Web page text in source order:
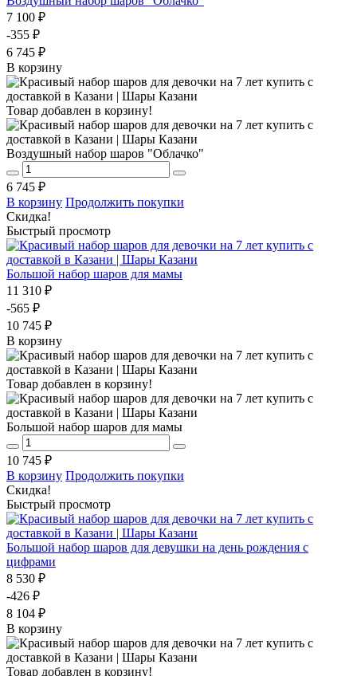
7 100 ₽
-355 ₽
6 745 ₽
В корзину
Товар добавлен в корзину!
Воздушный набор шаров "Облачко"
6 745 ₽
В корзину Продолжить покупки
Скидка!
Быстрый просмотр
Большой набор шаров для мамы
11 310 ₽
-565 ₽
10 745 ₽
В корзину
Товар добавлен в корзину!
Большой набор шаров для мамы
10 745 ₽
В корзину Продолжить покупки
Скидка!
Быстрый просмотр
Большой набор шаров для девушки на день рождения с
цифрами
8 530 ₽
-426 ₽
8 104 ₽
В корзину
Товар добавлен в корзину!